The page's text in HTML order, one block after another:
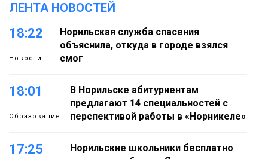
ЛЕНТА НОВОСТЕЙ
18:22
Новости
Норильская служба спасения
объяснила, откуда в городе взялся
смог
18:01
Образование
В Норильске абитуриентам
предлагают 14 специальностей с
перспективой работы в «Норникеле»
17:25
Норильские школьники бесплатно